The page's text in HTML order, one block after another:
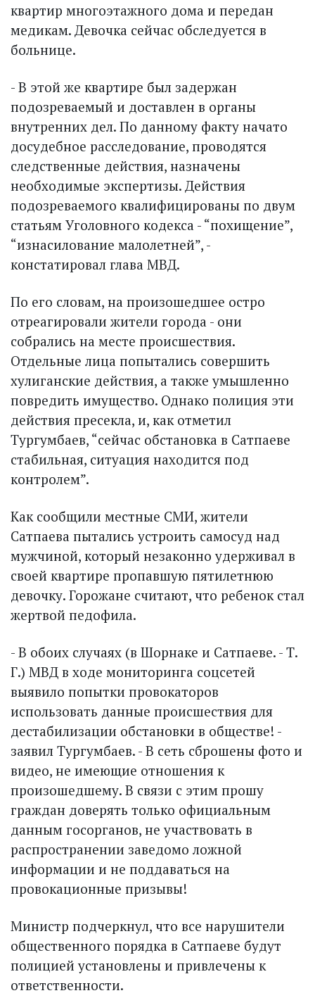
квартир многоэтажного дома и передан
медикам. Девочка сейчас обследуется в
больнице.
- В этой же квартире был задержан
подозреваемый и доставлен в органы
внутренних дел. По данному факту начато
досудебное расследование, проводятся
следственные действия, назначены
необходимые экспертизы. Действия
подозреваемого квалифицированы по двум
статьям Уголовного кодекса - “похищение”,
“изнасилование малолетней”, -
констатировал глава МВД.
По его словам, на произошедшее остро
отреагировали жители города - они
собрались на месте происшествия.
Отдельные лица попытались совершить
хулиганские действия, а также умышленно
повредить имущество. Однако полиция эти
действия пресекла, и, как отметил
Тургумбаев, “сейчас обстановка в Сатпаеве
стабильная, ситуация находится под
контролем”.
Как сообщили местные СМИ, жители
Сатпаева пытались устроить самосуд над
мужчиной, который незаконно удерживал в
своей квартире пропавшую пятилетнюю
девочку. Горожане считают, что ребенок стал
жертвой педофила.
- В обоих случаях (в Шорнаке и Сатпаеве. - Т.
Г.) МВД в ходе мониторинга соцсетей
выявило попытки провокаторов
использовать данные происшествия для
дестабилизации обстановки в обществе! -
заявил Тургумбаев. - В сеть сброшены фото и
видео, не имеющие отношения к
произошедшему. В связи с этим прошу
граждан доверять только официальным
данным госорганов, не участвовать в
распространении заведомо ложной
информации и не поддаваться на
провокационные призывы!
Министр подчеркнул, что все нарушители
общественного порядка в Сатпаеве будут
полицией установлены и привлечены к
ответственности.